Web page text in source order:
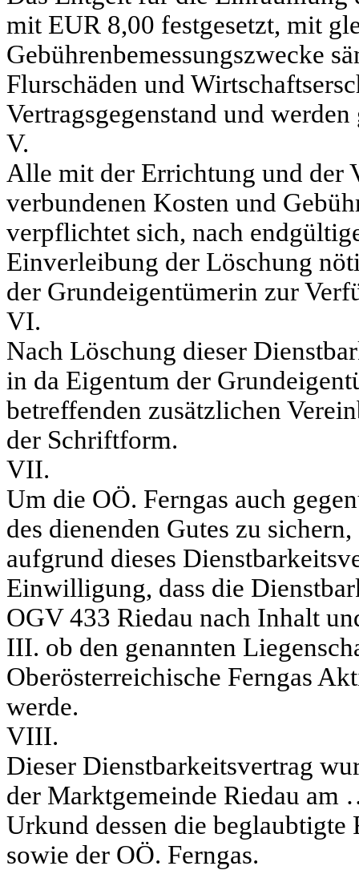
mit EUR 8,00 festgesetzt, mit
Gebührenbemessungszwecke
Flurschäden und
Vertragsgegenstand und
V.
Alle mit der Errichtung und der
verbundenen Kosten und
verpflichtet sich, nach
Einverleibung der Löschung
der Grundeigentümerin zur
VI.
Nach Löschung dieser
in da Eigentum der
betreffenden zusätzlichen
der Schriftform.
VII.
Um die OÖ. Ferngas auch
des dienenden Gutes zu
aufgrund dieses
Einwilligung, dass die
OGV 433 Riedau nach Inhalt
III. ob den genannten
Oberösterreichische Ferngas
werde.
VIII.
Dieser Dienstbarkeitsvertrag
der Marktgemeinde Riedau am
Urkund dessen die
sowie der OÖ. Ferngas.